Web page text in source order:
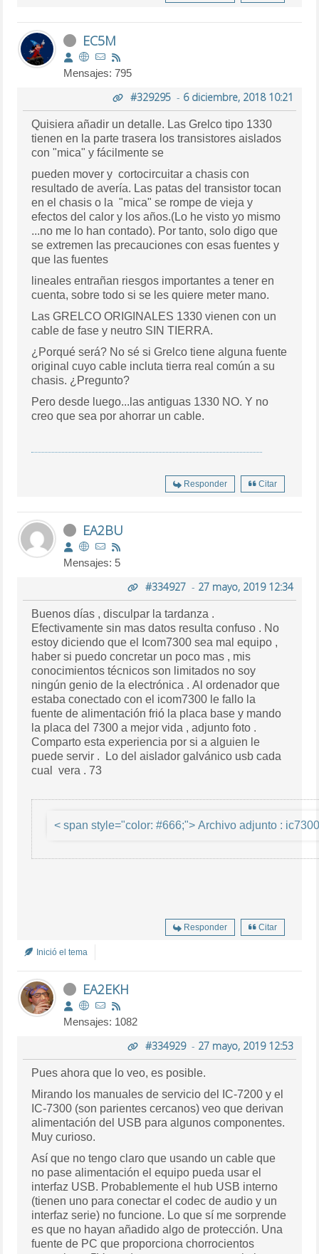
EC5M
Mensajes: 795
#329295- 6 diciembre, 2018 10:21
Quisiera añadir un detalle. Las Grelco tipo 1330
tienen en la parte trasera los transistores aislados
con "mica" y fácilmente se
pueden mover y cortocircuitar a chasis con
resultado de avería. Las patas del transistor tocan
en el chasis o la "mica" se rompe de vieja y
efectos del calor y los años.(Lo he visto yo mismo
...no me lo han contado). Por tanto, solo digo que
se extremen las precauciones con esas fuentes y
que las fuentes
lineales entrañan riesgos importantes a tener en
cuenta, sobre todo si se les quiere meter mano.
Las GRELCO ORIGINALES 1330 vienen con un
cable de fase y neutro SIN TIERRA.
¿Porqué será? No sé si Grelco tiene alguna fuente
original cuyo cable incluta tierra real común a su
chasis. ¿Pregunto?
Pero desde luego...las antiguas 1330 NO. Y no
creo que sea por ahorrar un cable.
Responder Citar
EA2BU
Mensajes: 5
#334927- 27 mayo, 2019 12:34
Buenos días , disculpar la tardanza .
Efectivamente sin mas datos resulta confuso . No
estoy diciendo que el Icom7300 sea mal equipo ,
haber si puedo concretar un poco mas , mis
conocimientos técnicos son limitados no soy
ningún genio de la electrónica . Al ordenador que
estaba conectado con el icom7300 le fallo la
fuente de alimentación frió la placa base y mando
la placa del 7300 a mejor vida , adjunto foto .
Comparto esta experiencia por si a alguien le
puede servir . Lo del aislador galvánico usb cada
cual vera . 73
< span
Responder Citar
Inició el tema
EA2EKH
Mensajes: 1082
#334929- 27 mayo, 2019 12:53
Pues ahora que lo veo, es posible.
Mirando los manuales de servicio del IC-7200 y el
IC-7300 (son parientes cercanos) veo que derivan
alimentación del USB para algunos componentes.
Muy curioso.
Así que no tengo claro que usando un cable que
no pase alimentación el equipo pueda usar el
interfaz USB. Probablemente el hub USB interno
(tienen uno para conectar el codec de audio y un
interfaz serie) no funcione. Lo que sí me sorprende
es que no hayan añadido algo de protección. Una
fuente de PC que proporciona chorrocientos